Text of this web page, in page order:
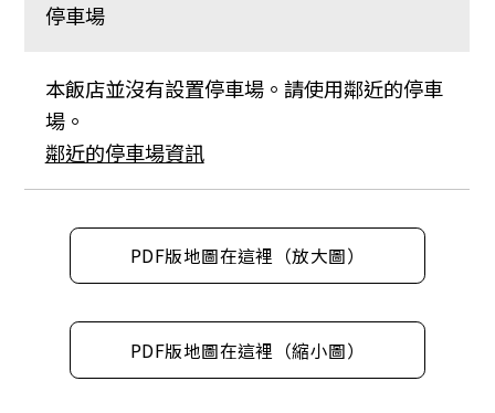
停車場
本飯店並沒有設置停車場。請使用鄰近的停車
場。
鄰近的停車場資訊
PDF版地圖在這裡（放大圖）
PDF版地圖在這裡（縮小圖）